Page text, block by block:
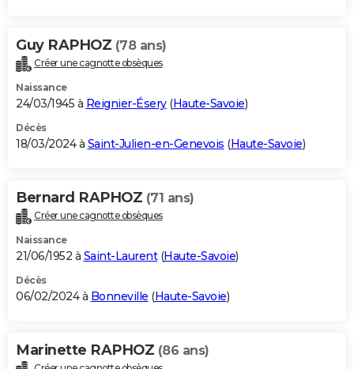
Guy RAPHOZ (78 ans)
Créer une cagnotte obsèques
Naissance
24/03/1945 à Reignier-Ésery(Haute-Savoie)
Décès
18/03/2024 à Saint-Julien-en-Genevois (Haute-Savoie)
Bernard RAPHOZ (71 ans)
Créer une cagnotte obsèques
Naissance
21/06/1952 à Saint-Laurent(Haute-Savoie)
Décès
06/02/2024 à Bonneville (Haute-Savoie)
Marinette RAPHOZ (86 ans)